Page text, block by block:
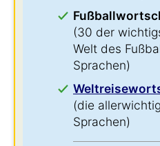
(30 der
Welt des
Sprachen)
(die
Sprachen)